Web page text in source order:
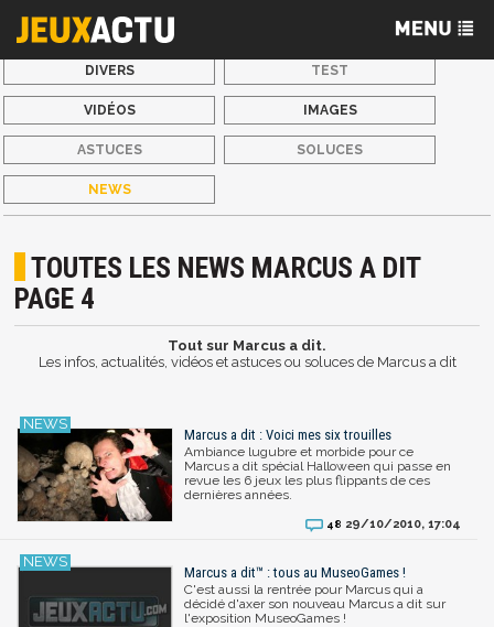
DIVERS TEST
VIDÉOS IMAGES
ASTUCES SOLUCES
NEWS
TOUTES LES NEWS MARCUS A DIT
PAGE 4
Tout sur Marcus a dit.
Les infos, actualités, vidéos et astuces ou soluces de Marcus a dit
Marcus a dit : Voici mes six trouilles
Ambiance lugubre et morbide pour ce
Marcus a dit spécial Halloween qui passe en
revue les 6 jeux les plus flippants de ces
dernières années.
48 29/10/2010, 17:04
Marcus a dit™ : tous au MuseoGames !
C'est aussi la rentrée pour Marcus qui a
décidé d'axer son nouveau Marcus a dit sur
l'exposition MuseoGames !